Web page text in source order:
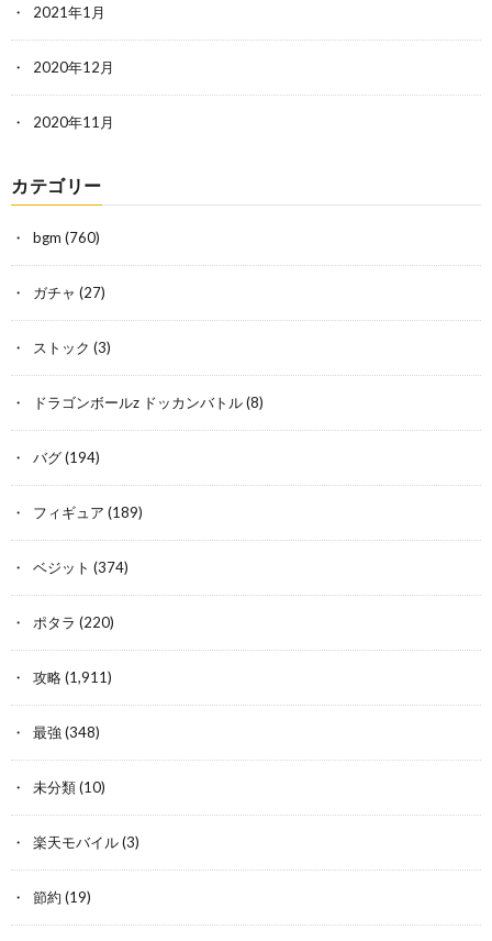
2021年1月
2020年12月
2020年11月
カテゴリー
bgm (760)
ガチャ (27)
ストック (3)
ドラゴンボールz ドッカンバトル(8)
バグ(194)
フィギュア (189)
ベジット (374)
ポタラ (220)
攻略(1,911)
最強 (348)
未分類(10)
楽天モバイル(3)
節約 (19)